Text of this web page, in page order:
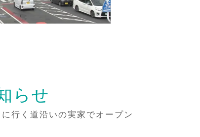
らせ
行く道沿いの実家でオープン